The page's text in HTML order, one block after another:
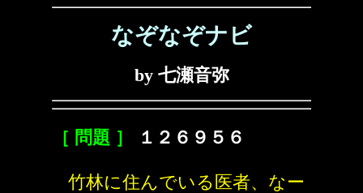
なぞなぞナビ
by 七瀬音弥
［ 問題 ］ １２６９５６
竹林に住んでいる医者、なー